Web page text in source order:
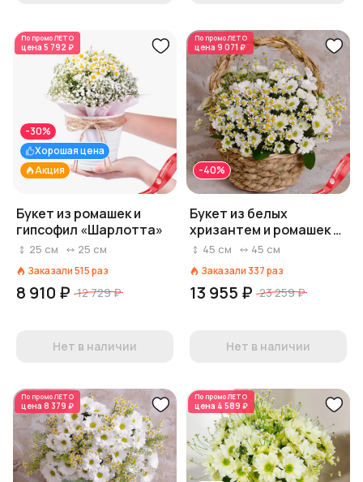
По промоЛЕТО
цена 5 792 ₽
Акция
Хорошая цена
-30%
Букет из ромашек и
гипсофил «Шарлотта»
25 см 25 см
Заказали515раз
8 910 ₽ 12 729 ₽
Нет в наличии
По промоЛЕТО
цена 9 071 ₽
-40%
Букет из белых
хризантем и ромашек в
корзине
45 см 45 см
Заказали 337раз
13 955 ₽ 23 259 ₽
Нет в наличии
По промоЛЕТО
цена 8 379 ₽
По промоЛЕТО
цена 4 589 ₽